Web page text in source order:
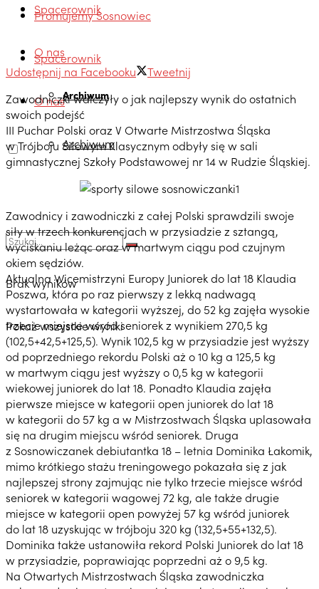
Spacerownik
O nas
Archiwum
Promujemy Sosnowiec
Spacerownik
O nas
Archiwum
Brak wyników
Pokaż wszystkie wyniki
Udostępnij na Facebooku
Tweetnij
Zawodniczki walczyły o jak najlepszy wynik do ostatnich
swoich podejść
III Puchar Polski oraz V Otwarte Mistrzostwa Śląska
w Trójboju Siłowym Klasycznym odbyły się w sali
gimnastycznej Szkoły Podstawowej nr 14 w Rudzie Śląskiej.
Zawodnicy i zawodniczki z całej Polski sprawdzili swoje
siły w trzech konkurencjach w przysiadzie z sztangą,
wyciskaniu leżąc oraz w martwym ciągu pod czujnym
okiem sędziów.
Aktualna Wicemistrzyni Europy Juniorek do lat 18 Klaudia
Poszwa, która po raz pierwszy z lekką nadwagą
wystartowała w kategorii wyższej, do 52 kg zajęła wysokie
trzecie miejsce wśród seniorek z wynikiem 270,5 kg
(102,5+42,5+125,5). Wynik 102,5 kg w przysiadzie jest wyższy
od poprzedniego rekordu Polski aż o 10 kg a 125,5 kg
w martwym ciągu jest wyższy o 0,5 kg w kategorii
wiekowej juniorek do lat 18. Ponadto Klaudia zajęła
pierwsze miejsce w kategorii open juniorek do lat 18
w kategorii do 57 kg a w Mistrzostwach Śląska uplasowała
się na drugim miejscu wśród seniorek. Druga
z Sosnowiczanek debiutantka 18 – letnia Dominika Łakomik,
mimo krótkiego stażu treningowego pokazała się z jak
najlepszej strony zajmując nie tylko trzecie miejsce wśród
seniorek w kategorii wagowej 72 kg, ale także drugie
miejsce w kategorii open powyżej 57 kg wśród juniorek
do lat 18 uzyskując w trójboju 320 kg (132,5+55+132,5).
Dominika także ustanowiła rekord Polski Juniorek do lat 18
w przysiadzie, poprawiając poprzedni aż o 9,5 kg.
Na Otwartych Mistrzostwach Śląska zawodniczka